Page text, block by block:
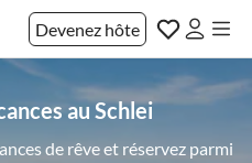
Devenez hôte
au Schlei
de rêve et réservez parmi